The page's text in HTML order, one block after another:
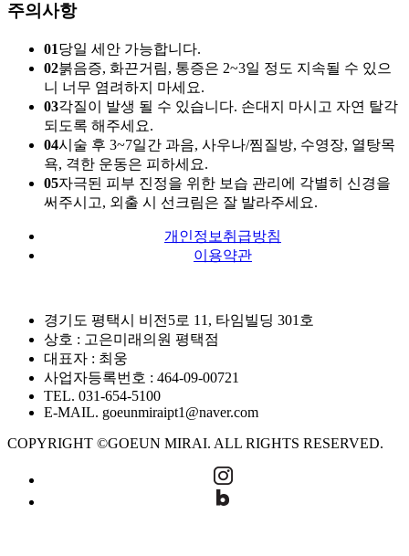
주의사항
01당일 세안 가능합니다.
02붉음증, 화끈거림, 통증은 2~3일 정도 지속될 수 있으
니 너무 염려하지 마세요.
03각질이 발생 될 수 있습니다. 손대지 마시고 자연 탈각
되도록 해주세요.
04시술 후 3~7일간 과음, 사우나/찜질방, 수영장, 열탕목
욕, 격한 운동은 피하세요.
05자극된 피부 진정을 위한 보습 관리에 각별히 신경을
써주시고, 외출 시 선크림은 잘 발라주세요.
개인정보취급방침
이용약관
경기도 평택시 비전5로 11, 타임빌딩 301호
상호 : 고은미래의원 평택점
대표자 : 최웅
사업자등록번호 : 464-09-00721
TEL. 031-654-5100
E-MAIL. goeunmiraipt1@naver.com
COPYRIGHT ©GOEUN MIRAI. ALL RIGHTS RESERVED.